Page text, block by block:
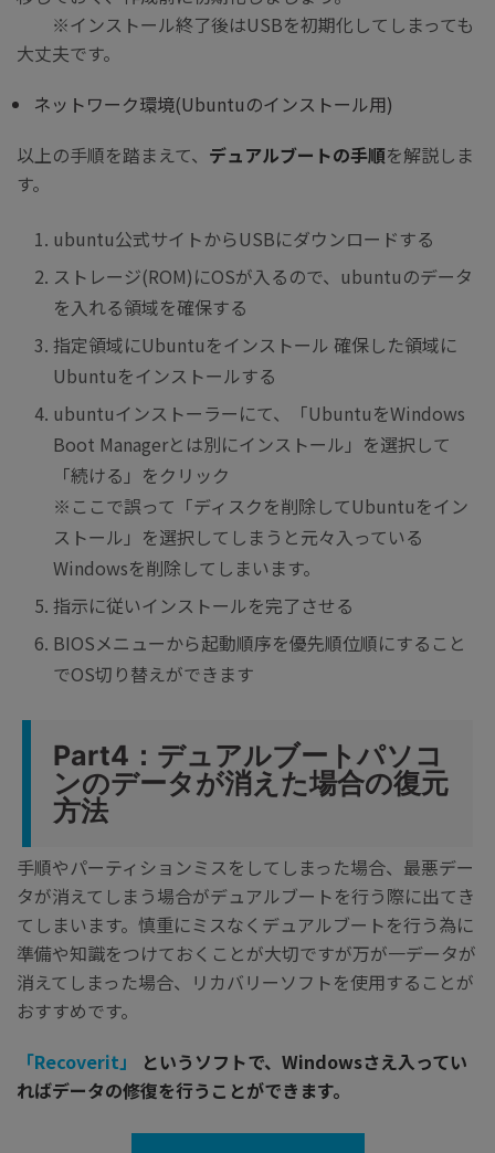
※インストール終了後はUSBを初期化してしまっても
大丈夫です。
ネットワーク環境(Ubuntuのインストール用)
以上の手順を踏まえて、 デュアルブートの手順を解説しま
す。
ubuntu公式サイトからUSBにダウンロードする
ストレージ(ROM)にOSが入るので、ubuntuのデータ
を入れる領域を確保する
指定領域にUbuntuをインストール 確保した領域に
Ubuntuをインストールする
ubuntuインストーラーにて、「UbuntuをWindows
Boot Managerとは別にインストール」を選択して
「続ける」をクリック
※ここで誤って「ディスクを削除してUbuntuをイン
ストール」を選択してしまうと元々入っている
Windowsを削除してしまいます。
指示に従いインストールを完了させる
BIOSメニューから起動順序を優先順位順にすること
でOS切り替えができます
Part4：デュアルブートパソコ
ンのデータが消えた場合の復元
方法
手順やパーティションミスをしてしまった場合、最悪デー
タが消えてしまう場合がデュアルブートを行う際に出てき
てしまいます。慎重にミスなくデュアルブートを行う為に
準備や知識をつけておくことが大切ですが万が一データが
消えてしまった場合、リカバリーソフトを使用することが
おすすめです。
「Recoverit」
というソフトで、Windowsさえ入ってい
ればデータの修復を行うことができます。